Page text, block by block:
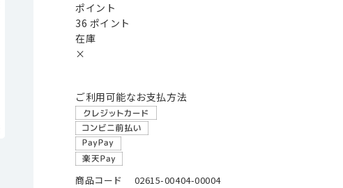
ポイント
36 ポイント
在庫
×
ご利用可能なお支払方法
商品コード
02615-00404-00004